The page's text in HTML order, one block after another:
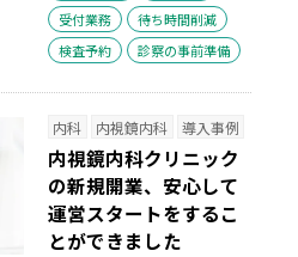
受付業務
待ち時間削減
検査予約
診察の事前準備
内科 内視鏡内科 導入事例
内視鏡内科クリニック
の新規開業、安心して
運営スタートをするこ
とができました